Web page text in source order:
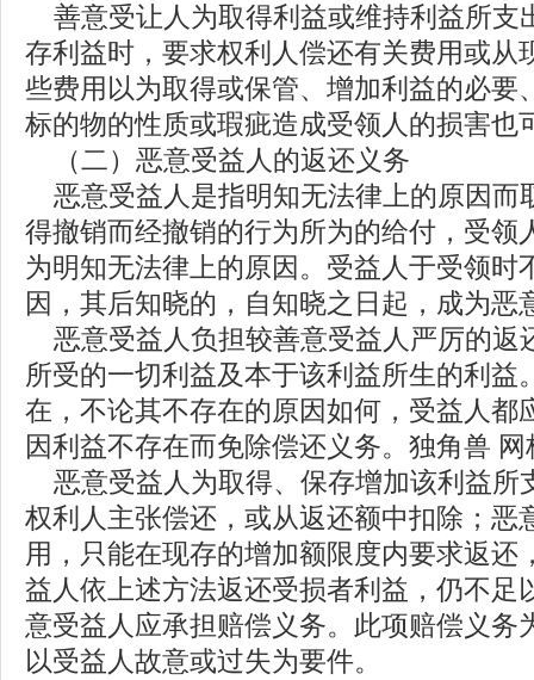
善意受让人为取得利益或维持利益所支
存利益时，要求权利人偿还有关费用或从
些费用以为取得或保管、增加利益的必要
标的物的性质或瑕疵造成受领人的损害也
（二）恶意受益人的返还义务
恶意受益人是指明知无法律上的原因而
得撤销而经撤销的行为所为的给付，受领
为明知无法律上的原因。受益人于受领时
因，其后知晓的，自知晓之日起，成为恶
恶意受益人负担较善意受益人严厉的返
所受的一切利益及本于该利益所生的利益
在，不论其不存在的原因如何，受益人都
因利益不存在而免除偿还义务。独角兽 网
恶意受益人为取得、保存增加该利益所
权利人主张偿还，或从返还额中扣除；恶
用，只能在现存的增加额限度内要求返还
益人依上述方法返还受损者利益，仍不足
意受益人应承担赔偿义务。此项赔偿义务
以受益人故意或过失为要件。